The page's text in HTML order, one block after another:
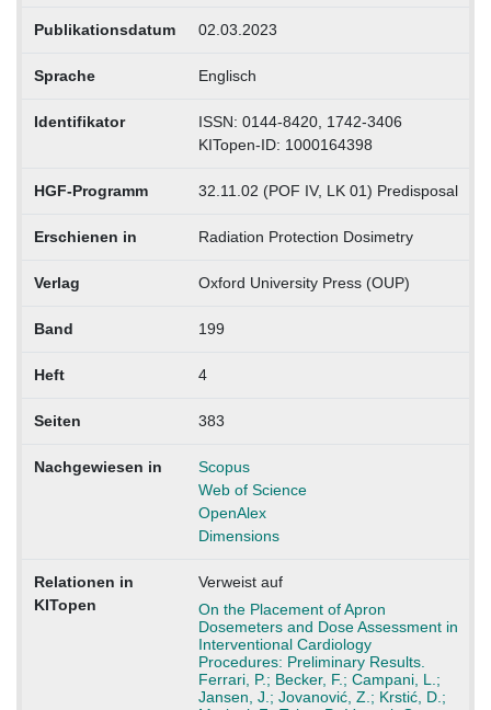
Publikationsdatum 02.03.2023
Sprache Englisch
Identifikator
ISSN: 0144-8420, 1742-3406
KITopen-ID: 1000164398
HGF-Programm 32.11.02 (POF IV, LK 01) Predisposal
Erschienen in Radiation Protection Dosimetry
Verlag Oxford University Press (OUP)
Band 199
Heft 4
Seiten 383
Nachgewiesen in
Scopus
Web of Science
OpenAlex
Dimensions
Relationen in
KITopen
Verweist auf
On the Placement of Apron
Dosemeters and Dose Assessment in
Interventional Cardiology
Procedures: Preliminary Results.
Ferrari, P.; Becker, F.; Campani, L.;
Jansen, J.; Jovanović, Z.; Krstić, D.;